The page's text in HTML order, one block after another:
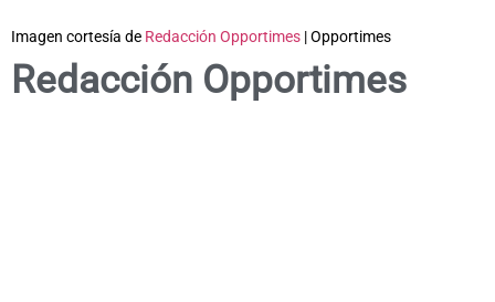
Imagen cortesía de Redacción Opportimes | Opportimes
Redacción Opportimes